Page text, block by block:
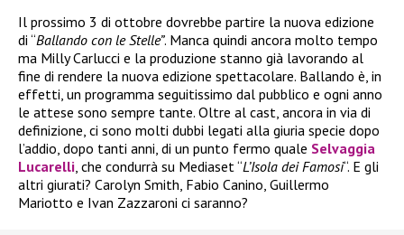
Il prossimo 3 di ottobre dovrebbe partire la nuova edizione
di “Ballando con le Stelle”. Manca quindi ancora molto tempo
ma Milly Carlucci e la produzione stanno già lavorando al
fine di rendere la nuova edizione spettacolare. Ballando è, in
effetti, un programma seguitissimo dal pubblico e ogni anno
le attese sono sempre tante. Oltre al cast, ancora in via di
definizione, ci sono molti dubbi legati alla giuria specie dopo
l’addio, dopo tanti anni, di un punto fermo quale Selvaggia
Lucarelli, che condurrà su Mediaset “L’Isola dei Famosi“. E gli
altri giurati? Carolyn Smith, Fabio Canino, Guillermo
Mariotto e Ivan Zazzaroni ci saranno?